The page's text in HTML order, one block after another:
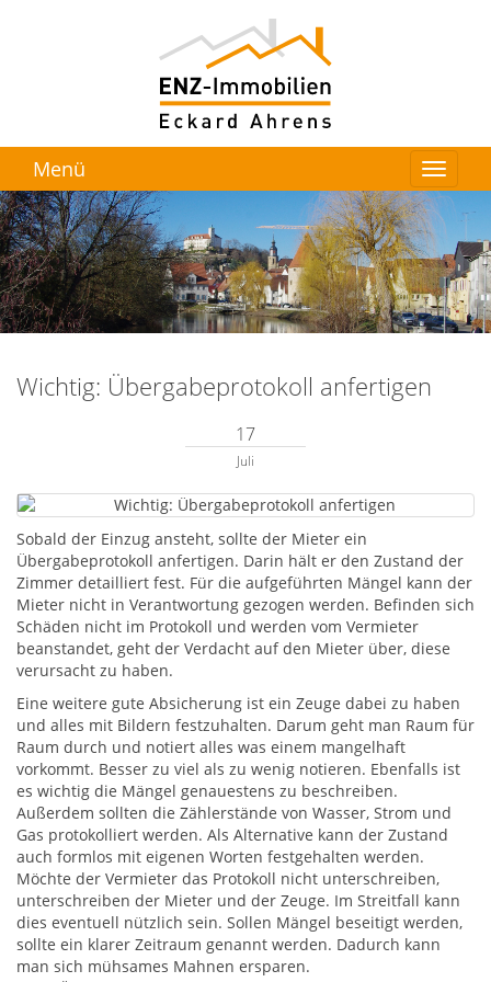
Menü
Wichtig: Übergabeprotokoll anfertigen
17
Juli
Sobald der Einzug ansteht, sollte der Mieter ein
Übergabeprotokoll anfertigen. Darin hält er den Zustand der
Zimmer detailliert fest. Für die aufgeführten Mängel kann der
Mieter nicht in Verantwortung gezogen werden. Befinden sich
Schäden nicht im Protokoll und werden vom Vermieter
beanstandet, geht der Verdacht auf den Mieter über, diese
verursacht zu haben.
Eine weitere gute Absicherung ist ein Zeuge dabei zu haben
und alles mit Bildern festzuhalten. Darum geht man Raum für
Raum durch und notiert alles was einem mangelhaft
vorkommt. Besser zu viel als zu wenig notieren. Ebenfalls ist
es wichtig die Mängel genauestens zu beschreiben.
Außerdem sollten die Zählerstände von Wasser, Strom und
Gas protokolliert werden. Als Alternative kann der Zustand
auch formlos mit eigenen Worten festgehalten werden.
Möchte der Vermieter das Protokoll nicht unterschreiben,
unterschreiben der Mieter und der Zeuge. Im Streitfall kann
dies eventuell nützlich sein. Sollen Mängel beseitigt werden,
sollte ein klarer Zeitraum genannt werden. Dadurch kann
man sich mühsames Mahnen ersparen.